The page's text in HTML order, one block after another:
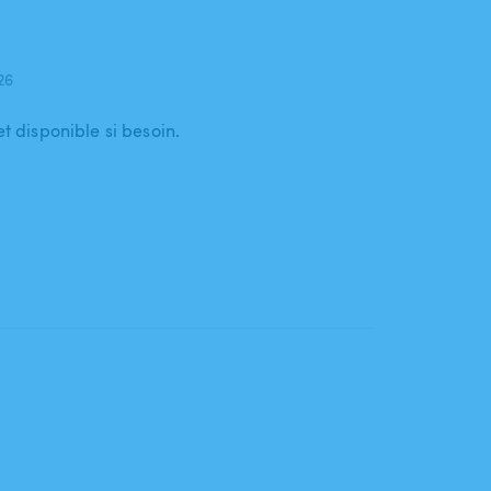
disponible si besoin.